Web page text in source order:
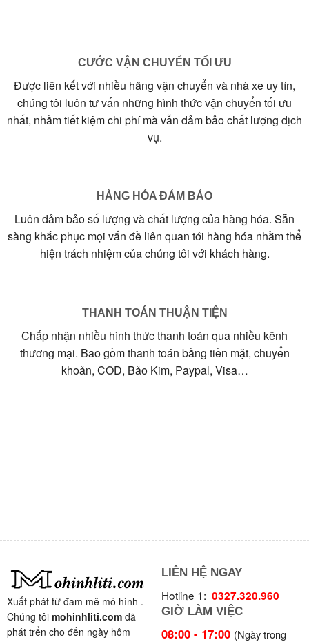
CƯỚC VẬN CHUYỂN TỐI ƯU
Được liên kết với nhiều hãng vận chuyển và nhà xe uy tín,
chúng tôi luôn tư vấn những hình thức vận chuyển tối ưu
nhất, nhằm tiết kiệm chi phí mà vẫn đảm bảo chất lượng dịch
vụ.
HÀNG HÓA ĐẢM BẢO
Luôn đảm bảo số lượng và chất lượng của hàng hóa. Sẵn
sàng khắc phục mọi vấn đề liên quan tới hàng hóa nhằm thể
hiện trách nhiệm của chúng tôi với khách hàng.
THANH TOÁN THUẬN TIỆN
Chấp nhận nhiều hình thức thanh toán qua nhiều kênh
thương mại. Bao gồm thanh toán bằng tiền mặt, chuyển
khoản, COD, Bảo Kim, Paypal, Visa…
Xuất phát từ đam mê mô hình .
Chúng tôi mohinhliti.com đã
phát trển cho đến ngày hôm
LIÊN HỆ NGAY
Hotline 1: 0327.320.960
GIỜ LÀM VIỆC
08:00 - 17:00 (Ngày trong